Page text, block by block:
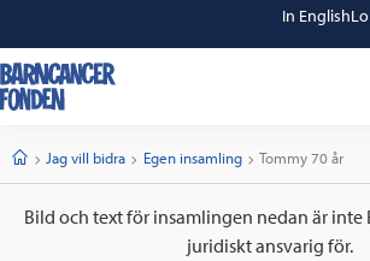
In English
StartJag vill bidra Egen insamling Current:
Tommy 70 år
Bild och text för insamlingen nedan är inte
juridiskt ansvarig för.